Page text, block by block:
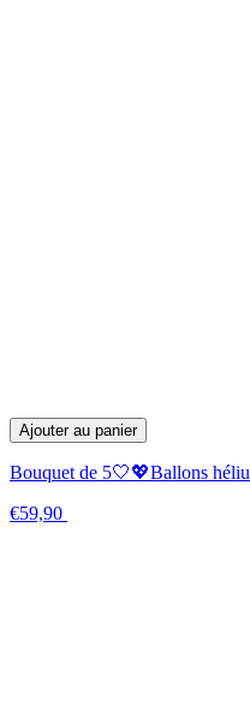
Ajouter au panier
Bouquet de 5🤍💖Ballons
€59,90